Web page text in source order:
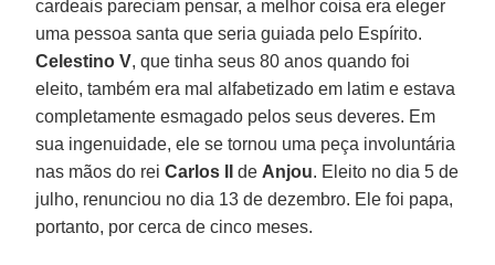
cardeais pareciam pensar, a melhor coisa era eleger
uma pessoa santa que seria guiada pelo Espírito.
Celestino V, que tinha seus 80 anos quando foi
eleito, também era mal alfabetizado em latim e estava
completamente esmagado pelos seus deveres. Em
sua ingenuidade, ele se tornou uma peça involuntária
nas mãos do reiCarlos IIde Anjou. Eleito no dia 5 de
julho, renunciou no dia 13 de dezembro. Ele foi papa,
portanto, por cerca de cinco meses.